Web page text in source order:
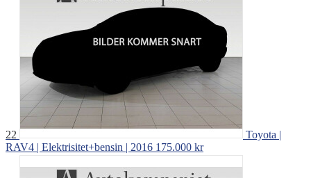
22
Toyota |
RAV4 | Elektrisitet+bensin | 2016 175.000 kr